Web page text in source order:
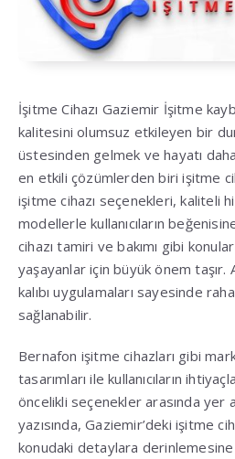
İşitme Cihazı Gaziemir İşitme
kalitesini olumsuz etkileyen bir
üstesinden gelmek ve hayatı
en etkili çözümlerden biri işitme
işitme cihazı seçenekleri, kaliteli
modellerle kullanıcıların
cihazı tamiri ve bakımı gibi
yaşayanlar için büyük önem taşır.
kalıbı uygulamaları sayesinde
sağlanabilir.
Bernafon işitme cihazları gibi
tasarımları ile kullanıcıların
öncelikli seçenekler arasında yer
yazısında, Gaziemir’deki işitme
konudaki detaylara derinlemesine